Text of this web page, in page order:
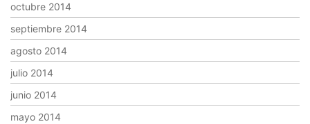
octubre 2014
septiembre 2014
agosto 2014
julio 2014
junio 2014
mayo 2014